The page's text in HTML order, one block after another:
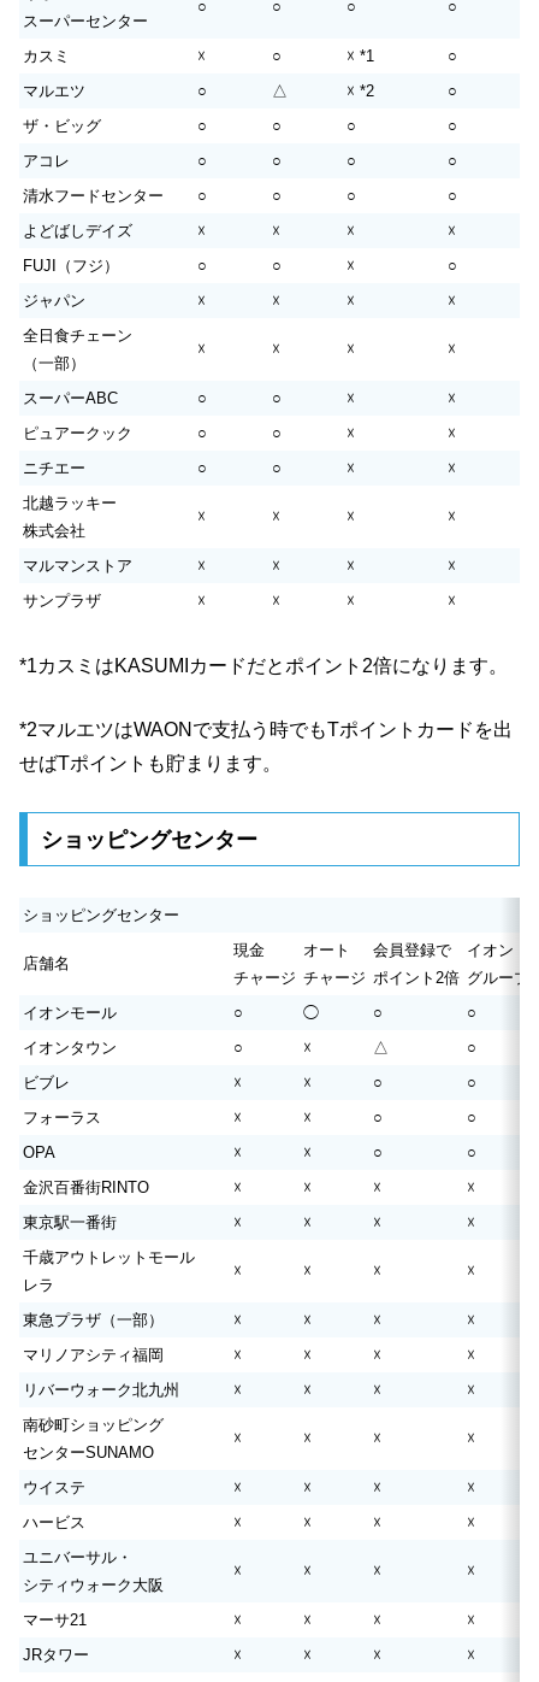
スーパーセンター
○ ○ ○ ○
カスミ ☓ ○ ☓ *1
○
マルエツ
○ △ ☓ *2
○
ザ・ビッグ
○ ○ ○
○
アコレ
○ ○ ○
○
清水フードセンター
○ ○ ○
○
よどばしデイズ
☓ ☓ ☓
☓
FUJI（フジ）
○ ○ ☓
○
ジャパン
☓ ☓ ☓
☓
全日食チェーン
（一部）
☓ ☓ ☓ ☓
スーパーABC ○ ○ ☓
☓
ピュアークック
○ ○ ☓
☓
ニチエー
○ ○ ☓
☓
北越ラッキー
株式会社
☓ ☓ ☓ ☓
マルマンストア ☓ ☓ ☓
☓
サンプラザ
☓ ☓ ☓ ☓
*1カスミはKASUMIカードだとポイント2倍になります。
*2マルエツはWAONで支払う時でもTポイントカードを出
せばTポイントも貯まります。
ショッピングセンター
ショッピングセンター
店舗名
現金
チャージ
オート
チャージ
会員登録で
ポイント2倍
イオン
グループ
イオンモール
○ ◯ ○
○
イオンタウン
○ ☓ △
○
ビブレ
☓ ☓ ○
○
フォーラス
☓ ☓ ○
○
OPA
☓ ☓ ○
○
金沢百番街RINTO
☓ ☓ ☓
☓
東京駅一番街
☓ ☓ ☓
☓
千歳アウトレットモール
レラ
☓ ☓ ☓ ☓
東急プラザ（一部） ☓ ☓ ☓
☓
マリノアシティ福岡
☓ ☓ ☓
☓
リバーウォーク北九州
☓ ☓ ☓
☓
南砂町ショッピング
センターSUNAMO
☓ ☓ ☓ ☓
ウイステ ☓ ☓ ☓
☓
ハービス
☓ ☓ ☓
☓
ユニバーサル・
シティウォーク大阪
☓ ☓ ☓ ☓
マーサ21 ☓ ☓ ☓
☓
JRタワー
☓ ☓ ☓
☓